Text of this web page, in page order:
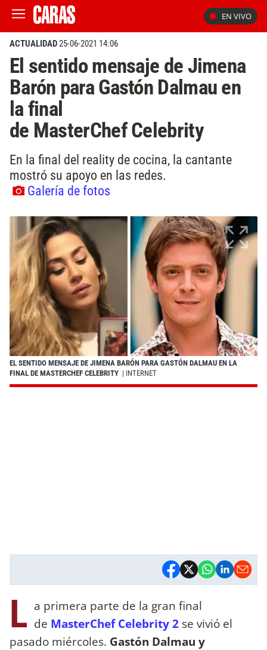
EN VIVO
ACTUALIDAD25-06-2021 14:06
El sentido mensaje de Jimena
Barón para Gastón Dalmau en
la final
de MasterChef Celebrity
En la final del reality de cocina, la cantante
mostró su apoyo en las redes.
Galería de fotos
EL SENTIDO MENSAJE DE JIMENA BARÓN PARA GASTÓN DALMAU EN LA
FINAL DE MASTERCHEF CELEBRITY | INTERNET
L a primera parte de la gran final
de MasterChef Celebrity 2 se vivió el
pasado miércoles. Gastón Dalmau y